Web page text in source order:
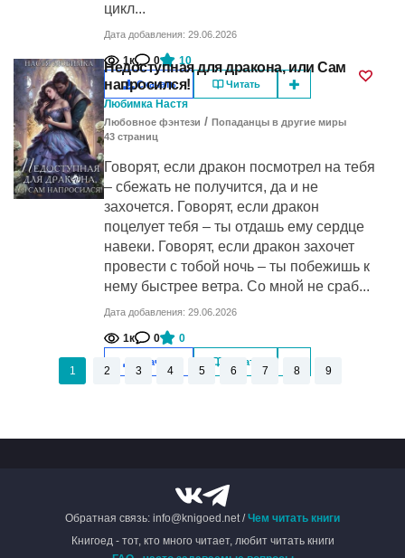
цикл...
Дата добавления: 29.06.2026
1к 0 10
Скачать Читать
Недоступная для дракона, или Сам
напросился!
Любимка Настя
Любовное фэнтези / Попаданцы в другие миры
43 cтраниц
Говорят, если дракон посмотрел на тебя
– сбежать не получится, да и не
захочется. Говорят, если дракон
поцелует тебя – ты отдашь ему сердце
навеки. Говорят, если дракон захочет
провести с тобой ночь – ты побежишь к
нему быстрее ветра. Со мной не сраб...
Дата добавления: 29.06.2026
1к 0 0
Скачать Читать
1 2 3 4 5 6 7 8 9
Обратная связь: info@knigoed.net /Чем читать книги
Книгоед - тот, кто много читает, любит читать книги